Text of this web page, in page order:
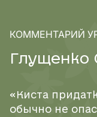
КОММЕНТАРИЙ
Глущен ко
«Киста
обычно не